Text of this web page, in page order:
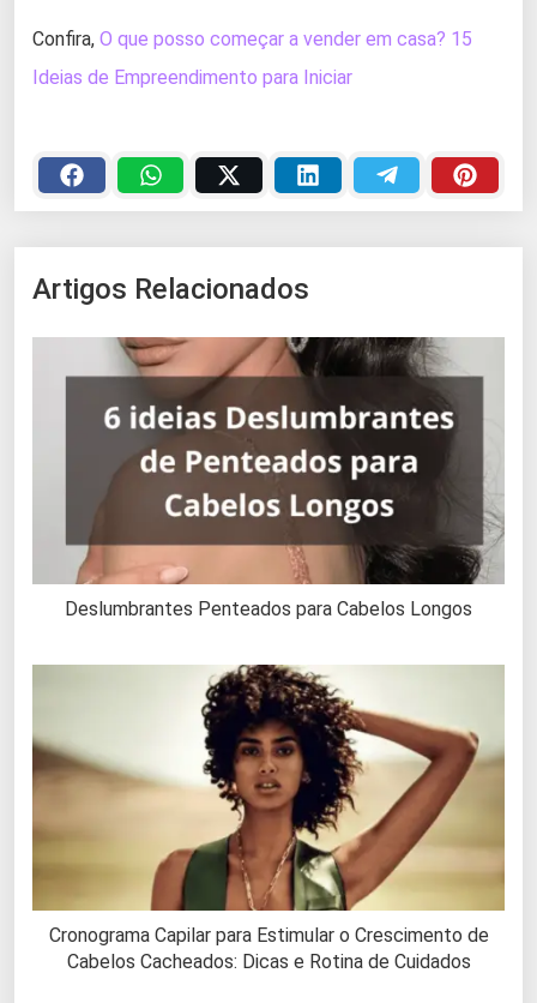
Confira, O que posso começar a vender em casa? 15
Ideias de Empreendimento para Iniciar
Artigos Relacionados
Deslumbrantes Penteados para Cabelos Longos
Cronograma Capilar para Estimular o Crescimento de
Cabelos Cacheados: Dicas e Rotina de Cuidados